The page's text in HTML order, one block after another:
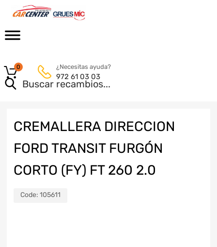
¿Necesitas ayuda?
972 61 03 03
0
CREMALLERA DIRECCION
FORD TRANSIT FURGÓN
CORTO (FY) FT 260 2.0
Code: 105611